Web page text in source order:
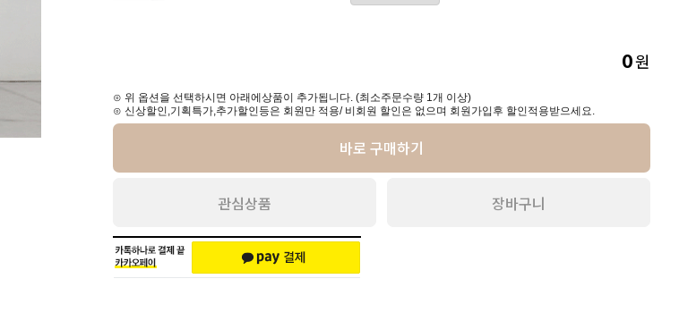
0원
⊙ 위 옵션을 선택하시면 아래에상품이 추가됩니다. (최소주문수량 1개 이상)
⊙ 신상할인,기획특가,추가할인등은 회원만 적용/ 비회원 할인은 없으며 회원가입후 할인적용받으세요.
바로 구매하기
관심상품 장바구니